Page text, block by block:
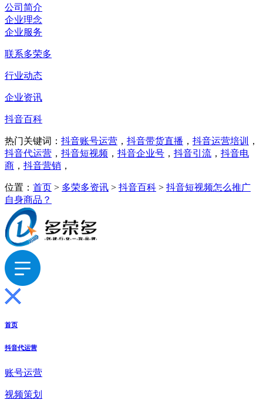
公司简介
企业理念
企业服务
联系多荣多
行业动态
企业资讯
抖音百科
热门关键词： 抖音账号运营 ， 抖音带货直播 ， 抖音运营培训
，
抖音代运营 ， 抖音短视频 ， 抖音企业号 ， 抖音引流 ， 抖音电
商 ， 抖音营销 ，
位置： 首页 > 多荣多资讯 > 抖音百科 > 抖音短视频怎么推广
自身商品？
首页
抖音代运营
账号运营
视频策划